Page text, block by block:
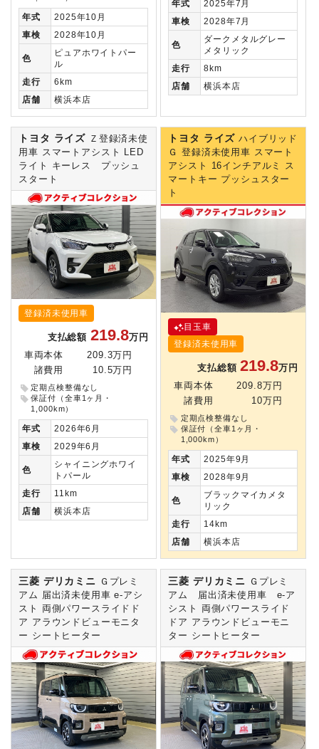
年式
2025年10月
車検
2028年10月
色
ピュアホワイトパー
ル
走行
6km
店舗
横浜本店
年式
2025年7月
車検
2028年7月
色
ダークメタルグレー
メタリック
走行
8km
店舗
横浜本店
トヨタ ライズ Ｚ登録済未使
用車 スマートアシスト LED
ライト キーレス プッシュ
スタート
登録済未使用車
支払総額 219.8万円
車両本体
209.3万円
諸費用
10.5万円
定期点検整備なし
保証付（全車1ヶ月・
1,000km）
年式
2026年6月
車検
2029年6月
色
シャイニングホワイ
トパール
走行
11km
店舗
横浜本店
トヨタ ライズハイブリッド
Ｇ 登録済未使用車 スマート
アシスト 16インチアルミ ス
マートキー プッシュスター
ト
目玉車
登録済未使用車
支払総額219.8万円
車両本体
209.8万円
諸費用
10万円
定期点検整備なし
保証付（全車1ヶ月・
1,000km）
年式
2025年9月
車検
2028年9月
色
ブラックマイカメタ
リック
走行
14km
店舗
横浜本店
三菱 デリカミニ
Ｇプレミ
アム 届出済未使用車 e-アシ
スト 両側パワースライドド
ア アラウンドビューモニタ
ー シートヒーター
三菱 デリカミニ
Ｇプレミ
アム 届出済未使用車 e-ア
シスト 両側パワースライド
ドア アラウンドビューモニ
ター シートヒーター